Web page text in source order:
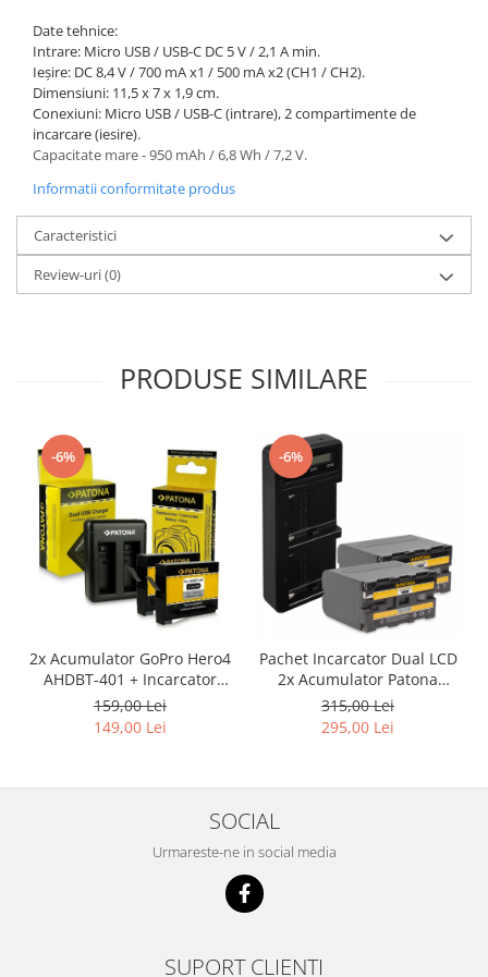
Date tehnice:
Intrare: Micro USB / USB-C DC 5 V / 2,1 A min.
Ieșire: DC 8,4 V / 700 mA x1 / 500 mA x2 (CH1 / CH2).
Dimensiuni: 11,5 x 7 x 1,9 cm.
Conexiuni: Micro USB / USB-C (intrare), 2 compartimente de
incarcare (iesire).
Capacitate mare - 950 mAh / 6,8 Wh / 7,2 V.
Informatii conformitate produs
Caracteristici
Review-uri(0)
PRODUSE SIMILARE
-6%
2x Acumulator GoPro Hero4
AHDBT-401 + Incarcator
Dual AHBBP-401
159,00 Lei
149,00 Lei
-6%
Pachet Incarcator Dual LCD
2x Acumulator Patona
pentru Sony NP-F970
315,00 Lei
295,00 Lei
SOCIAL
Urmareste-ne in social media
SUPORT CLIENTI